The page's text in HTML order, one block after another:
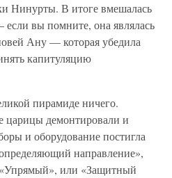
Нинурты. В итоге вмешалась
вы помните, она являлась
Ану — которая убедила
капитуляцию
пирамиде ничего.
царицы демонтировали и
и оборудование постигла
направление»,
или «Защитный